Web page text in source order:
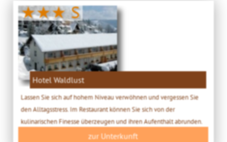
★★★ S
Hotel Waldlust
Lassen Sie sich auf hohem Niveau verwöhnen und vergessen Sie
den Alltagsstress. Im Restaurant können Sie sich von der
kulinarischen Finesse überzeugen und ihren Aufenthalt abrunden.
zur Unterkunft